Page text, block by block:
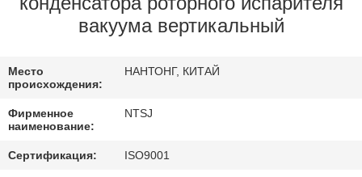
КАЧЕСТВА
СВЯЖИТЕСЬ
МЫ
НОВОСТИ
вакуума вертикальный
Место
происхождения:
НАНТОНГ, КИТАЙ
Фирменное
наименование:
NTSJ
Сертификация: ISO9001